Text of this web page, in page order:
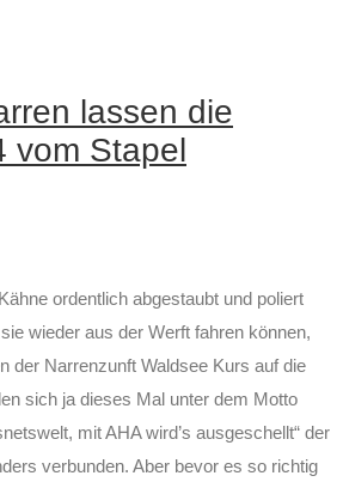
lassen die
vom Stapel
ordentlich abgestaubt und poliert
wieder aus der Werft fahren können,
der Narrenzunft Waldsee Kurs auf die
sich ja dieses Mal unter dem Motto
mit AHA wird’s ausgeschellt“ der
verbunden. Aber bevor es so richtig